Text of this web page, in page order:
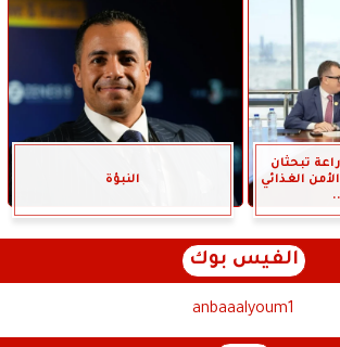
تبحثان
لتعزيز الأمن الغذائي
النبؤة
الفيس بوك
anbaaalyoum1